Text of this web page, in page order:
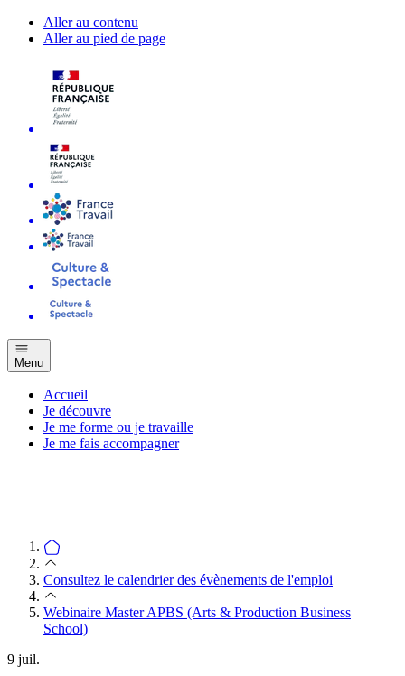
Aller au contenu
Aller au pied de page
Menu
Accueil
Je découvre
Je me forme ou je travaille
Je me fais accompagner
Consultez le calendrier des évènements de l'emploi
Webinaire Master APBS (Arts & Production Business
School)
9 juil.